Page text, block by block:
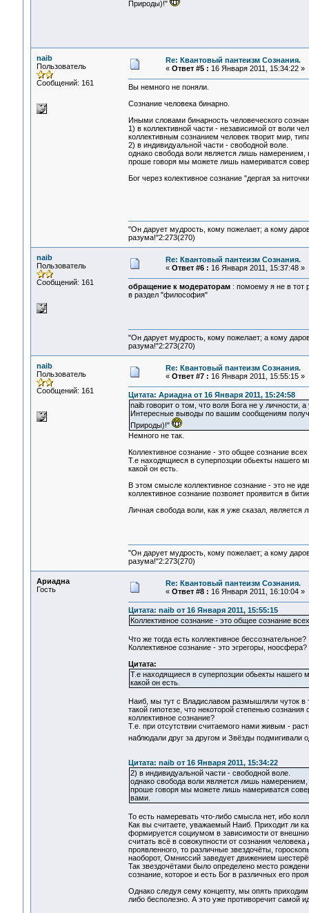
Природы)!"
naib
Пользователь
Сообщений: 161
Re: Квантовый пантеизм Сознания.
« Ответ #5 : 16 Января 2011, 15:34:22 »
Вы немного не поняли.
Сознание человека бинарно.
Иными словами бинарность человеческого
1) в коллективной части - независимой от воли
коллективным сознанием человек творит мир,
2) в индивидуальной части - свободной воле.
однако свобода воли является лишь намерением,
проше говоря мы можете лишь намериватся
Бог через колективное сознание "дергая за
"Он дарует мудрость, кому пожелает; а кому
разума!"2:273(270)
naib
Пользователь
Сообщений: 161
Re: Квантовый пантеизм Сознания.
« Ответ #6 : 16 Января 2011, 15:37:48 »
обращение к модераторам: помоему я не в тот
в раздел "философия"
"Он дарует мудрость, кому пожелает; а кому
разума!"2:273(270)
naib
Пользователь
Сообщений: 161
Re: Квантовый пантеизм Сознания.
« Ответ #7 : 16 Января 2011, 15:55:15 »
Цитата: Ариадна от 16 Января 2011, 15:24:58
naib говорит о том, что воля Бога не у личности,
Интересные выводы по вашим сообщениям
Природы)!"
Немного не так.
Коллективное сознание - это общее сознание
Т.е находящиеся в суперпозции обьекты нашего
какой он есть.
В этом смысле коллективное сознание - это не
коллективное сознание позвояет проявится в
Личная свобода воли, как я уже сказал, является
"Он дарует мудрость, кому пожелает; а кому
разума!"2:273(270)
Ариадна
Гость
Re: Квантовый пантеизм Сознания.
« Ответ #8 : 16 Января 2011, 16:10:04 »
Цитата: naib от 16 Января 2011, 15:55:15
Коллективное сознание - это общее сознание
Что же тогда есть коллективное бессознательное?
Коллективное сознание - это эгрегоры, ноосфера?
Цитата:
Т.е находящиеся в суперпозции обьекты нашего
какой он есть.
Наиб, мы тут с Владиславом размышляли чуток в
такой гипотезе, что некоторой степенью
коллективное сознание?
Т.е. при отсутствии считаемого нами живым -
наблюдали друг за другом и Звёзды подмигивали
Цитата: naib от 16 Января 2011, 15:34:22
2) в индивидуальной части - свободной воле.
однако свобода воли является лишь
проше говоря мы можете лишь намериватся
вами.
То есть намеревать что-либо смысла нет, ибо
Как вы считаете, уважаемый Наиб. Приходит ли
формируется социумом в зависимости от
считать всё в совокупности от сознания
проявленного, то различные звездочёты,
наоборот, Омниссий заведует движением
Так звездочётами было определено место
сознание, которое и есть Бог в различных его
Однако следуя сему концепту, мы опять
либо бесполезно. А это уже противоречит самой